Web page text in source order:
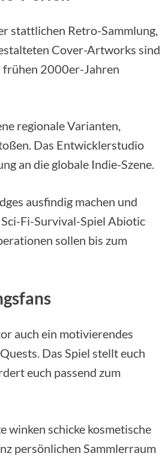
stattlichen Retro-Sammlung,
Cover-Artworks sind
frühen 2000er-Jahren
regionale Varianten,
Das Entwicklerstudio
an die globale Indie-Szene.
ausfindig machen und
Fi-Survival-Spiel Abiotic
sollen bis zum
auch ein motivierendes
Das Spiel stellt euch
euch passend zum
winken schicke kosmetische
persönlichen Sammlerraum